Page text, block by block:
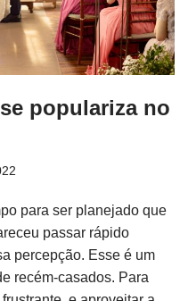
populariza no
para ser planejado que
passar rápido
percepção. Esse é um
recém-casados. Para